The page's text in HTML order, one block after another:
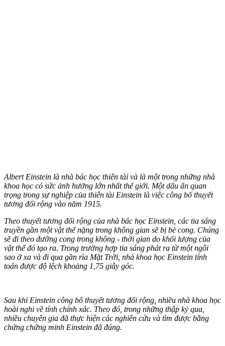
Albert Einstein là nhà bác học thiên tài và là một trong những nhà
khoa học có sức ảnh hưởng lớn nhất thế giới. Một dấu ấn quan
trọng trong sự nghiệp của thiên tài Einstein là việc công bố thuyết
tương đối rộng vào năm 1915.
Theo thuyết tương đối rộng của nhà bác học Einstein, các tia sáng
truyền gần một vật thể nặng trong không gian sẽ bị bẻ cong. Chúng
sẽ đi theo đường cong trong không - thời gian do khối lượng của
vật thể đó tạo ra. Trong trường hợp tia sáng phát ra từ một ngôi
sao ở xa và đi qua gần rìa Mặt Trời, nhà khoa học Einstein tính
toán được độ lệch khoảng 1,75 giây góc.
Sau khi Einstein công bố thuyết tương đối rộng, nhiều nhà khoa học
hoài nghi về tính chính xác. Theo đó, trong những thập kỷ qua,
nhiều chuyên gia đã thực hiện các nghiên cứu và tìm được bằng
chứng chứng minh Einstein đã đúng.